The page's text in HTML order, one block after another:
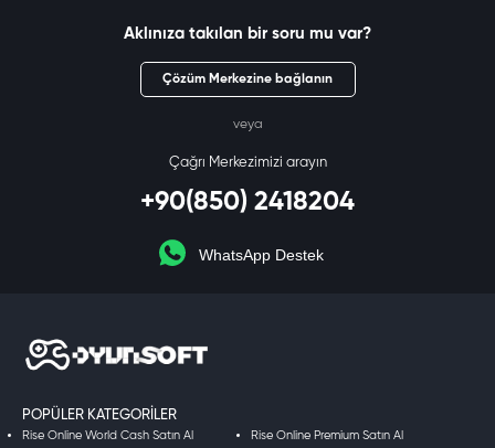
Aklınıza takılan bir soru mu var?
Çözüm Merkezine bağlanın
veya
Çağrı Merkezimizi arayın
+90(850) 2418204
WhatsApp Destek
POPÜLER KATEGORILER
Rise Online World Cash Satın Al Rise Online Premium Satın Al